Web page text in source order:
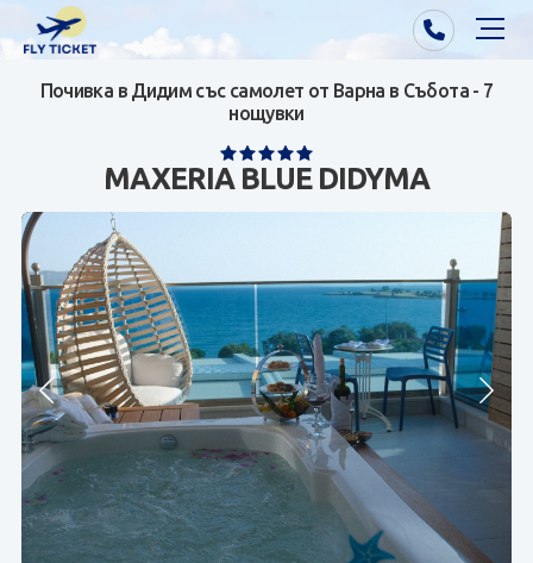
Почивки от Варна
Почивки от София/Пловдив/Бургас
Самолетни билети
Визи
Контакти
За нас
ЗАПИТВАНЕ
Почивка в Дидим със самолет от Варна в Събота - 7
нощувки
MAXERIA BLUE DIDYMA